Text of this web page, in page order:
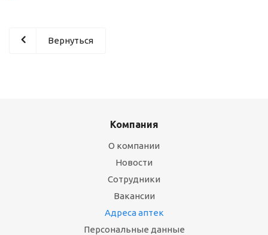
Вернуться
Компания
О компании
Новости
Сотрудники
Вакансии
Адреса аптек
Персональные данные